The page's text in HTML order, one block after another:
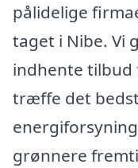
pålidelige
taget i Nibe. Vi
indhente tilbud
træffe det
grønnere